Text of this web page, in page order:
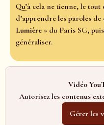
Qu’à cela ne tienne, le
d’apprendre les paroles de
Lumière » du Paris SG,
généraliser.
Vidéo
Autorisez les contenus
Gérer les